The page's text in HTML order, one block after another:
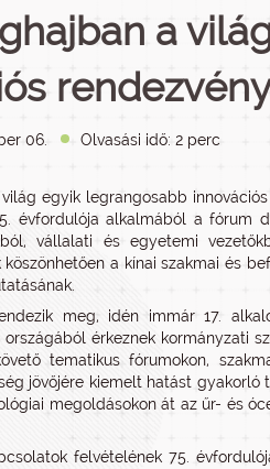
a
06. Olvasási idő: 2 perc
egyik legrangosabb
évfordulója alkalmából a fórum
vállalati és egyetemi
a kínai szakmai és
meg, idén immár 17.
érkeznek kormányzati
tematikus fórumokon,
jövőjére kiemelt hatást
megoldásokon át az űr- és
felvételének 75.